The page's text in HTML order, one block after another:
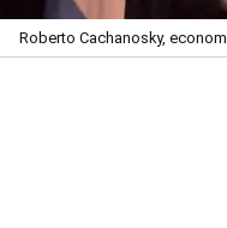
Roberto Cachanosky,